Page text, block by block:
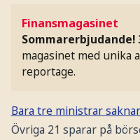
Finansmagasinet
magasinet med unika
reportage.
Bara tre ministrar
Övriga 21 sparar på